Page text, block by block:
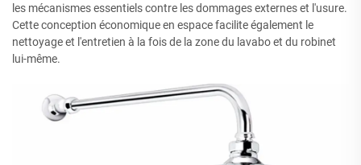
les mécanismes essentiels contre les dommages externes et l'usure.
Cette conception économique en espace facilite également le
nettoyage et l'entretien à la fois de la zone du lavabo et du robinet
lui-même.